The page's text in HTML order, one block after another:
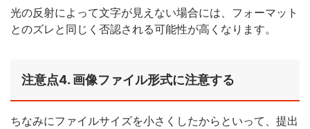
光の反射によって文字が見えない場合には、フォーマット
とのズレと同じく否認される可能性が高くなります。
注意点4. 画像ファイル形式に注意する
ちなみにファイルサイズを小さくしたからといって、提出